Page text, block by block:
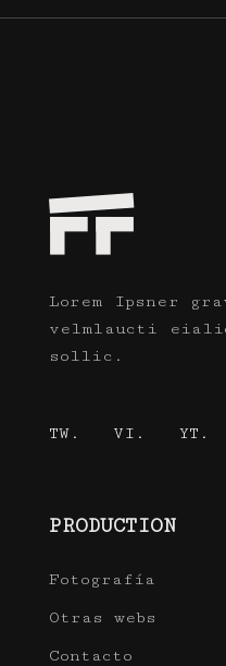
Lorem Ipsner
velmlaucti
sollic.
TW. VI. YT.
PRODUCTION
Fotografía
Otras webs
Contacto